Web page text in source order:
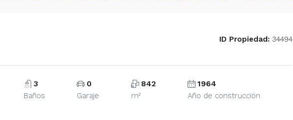
ID Propiedad: 34494
3
Baños
0
Garaje
842
m²
1964
Año de construcción